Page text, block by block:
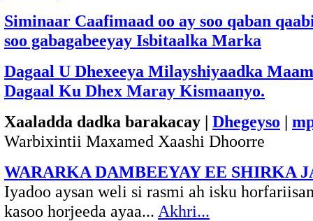
Siminaar Caafimaad oo ay soo qaban
soo gabagabeeyay Isbitaalka Marka
Dagaal U Dhexeeya Milayshiyaadka
Dagaal Ku Dhex Maray Kismaanyo.
Xaaladda dadka barakacay | Dhegeyso |
Warbixintii Maxamed Xaashi Dhoorre
WARARKA DAMBEEYAY EE SHIRKA
Iyadoo aysan weli si rasmi ah isku
kasoo horjeeda ayaa... Akhri...